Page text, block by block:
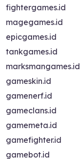
fightergames.id
magegames.id
epicgames.id
tankgames.id
marksmangames.id
gameskin.id
gamenerf.id
gameclans.id
gamemeta.id
gamefighter.id
gamebot.id